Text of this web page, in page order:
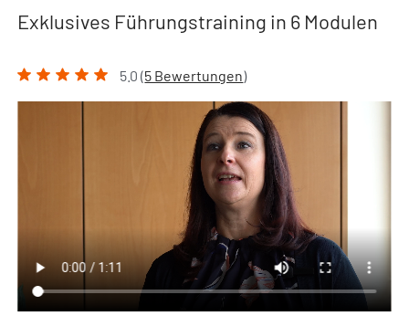
Exklusives Führungstraining in 6 Modulen
5.0 (5 Bewertungen)